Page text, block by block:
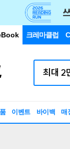
크레마클럽
이벤트 바이백 매